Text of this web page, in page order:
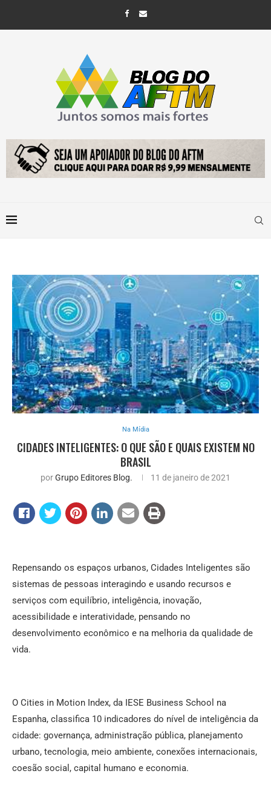
Na Mídia
CIDADES INTELIGENTES: O QUE SÃO E QUAIS EXISTEM NO
BRASIL
porGrupo Editores Blog. 11 de janeiro de 2021
Repensando os espaços urbanos, Cidades Inteligentes são
sistemas de pessoas interagindo e usando recursos e
serviços com equilíbrio, inteligência, inovação,
acessibilidade e interatividade, pensando no
desenvolvimento econômico e na melhoria da qualidade de
vida.
O Cities in Motion Index, da IESE Business School na
Espanha, classifica 10 indicadores do nível de inteligência da
cidade: governança, administração pública, planejamento
urbano, tecnologia, meio ambiente, conexões internacionais,
coesão social, capital humano e economia.